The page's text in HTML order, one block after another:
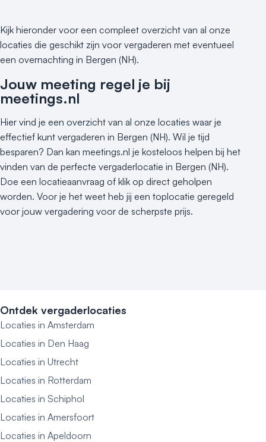
Kijk hieronder voor een compleet overzicht van al onze
locaties die geschikt zijn voor vergaderen met eventueel
een overnachting in Bergen (NH).
Jouw meeting regel je bij
meetings.nl
Hier vind je een overzicht van al onze locaties waar je
effectief kunt vergaderen in Bergen (NH). Wil je tijd
besparen? Dan kan meetings.nl je kosteloos helpen bij het
vinden van de perfecte vergaderlocatie in Bergen (NH).
Doe een locatieaanvraag of klik op direct geholpen
worden. Voor je het weet heb jij een toplocatie geregeld
voor jouw vergadering voor de scherpste prijs.
Ontdek vergaderlocaties
Locaties in Amsterdam
Locaties in Den Haag
Locaties in Utrecht
Locaties in Rotterdam
Locaties in Schiphol
Locaties in Amersfoort
Locaties in Apeldoorn